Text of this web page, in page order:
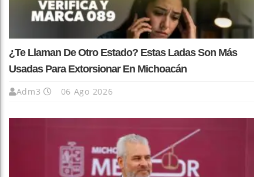
¿Te Llaman De Otro Estado? Estas Ladas Son Más
Usadas Para Extorsionar En Michoacán
Adm3 06 Ago 2026